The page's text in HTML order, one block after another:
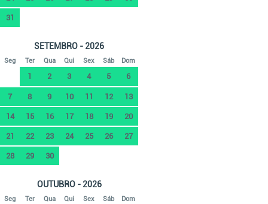
31
SETEMBRO - 2026
Seg Ter Qua Qui Sex Sáb Dom
1 2 3 4 5 6
7 8 9 10 11 12 13
14 15 16 17 18 19 20
21 22 23 24 25 26 27
28 29 30
OUTUBRO - 2026
Seg Ter Qua Qui Sex Sáb Dom